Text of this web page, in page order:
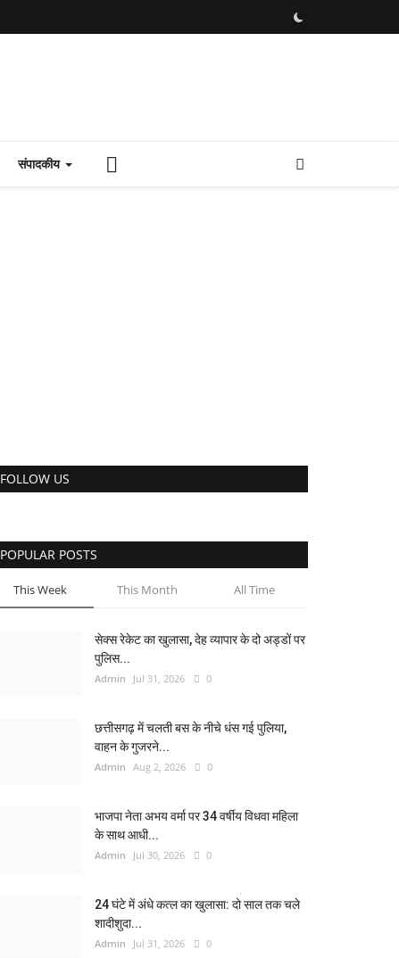
संपादकीय
FOLLOW US
POPULAR POSTS
This Week This Month All Time
सेक्स रेकेट का खुलासा, देह व्यापार के दो अड्डों पर
पुलिस...
Admin Jul 31, 2026 0
छत्तीसगढ़ में चलती बस के नीचे धंस गई पुलिया,
वाहन के गुजरने...
Admin Aug 2, 2026 0
भाजपा नेता अभय वर्मा पर 34 वर्षीय विधवा महिला
के साथ आधी...
Admin Jul 30, 2026 0
24 घंटे में अंधे कत्ल का खुलासा: दो साल तक चले
शादीशुदा...
Admin Jul 31, 2026 0